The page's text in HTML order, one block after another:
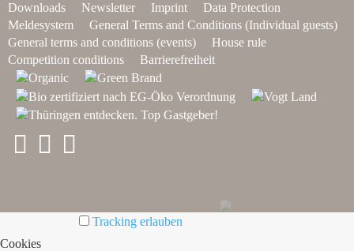
Downloads Newsletter Imprint
Data Protection
Meldesystem
General Terms and Conditions (Individual guests)
General terms and conditions (events)
House rule
Competition conditions
Barrierefreiheit
Tracking erlauben
Cookies